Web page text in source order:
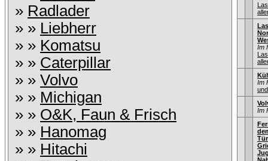
» Radlader
» » Liebherr
» » Komatsu
» » Caterpillar
» » Volvo
» » Michigan
» » O&K, Faun & Frisch
» » Hanomag
» » Hitachi
Im
Im
Im